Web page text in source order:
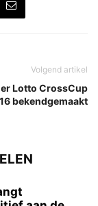
Volgend artikel
Lotto CrossCup
bekendgemaakt